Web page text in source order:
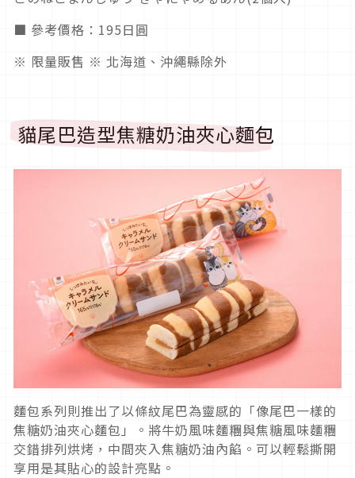
■ 參考價格：195日圓
※ 限量販售 ※ 北海道、沖繩縣除外
貓尾巴造型焦糖奶油夾心麵包
麵包系列則推出了以條紋尾巴為靈感的「像尾巴一樣的
焦糖奶油夾心麵包」。將牛奶風味麵糰與焦糖風味麵糰
交錯排列烘烤，中間夾入焦糖奶油內餡。可以輕鬆撕開
享用是其貼心的設計亮點。